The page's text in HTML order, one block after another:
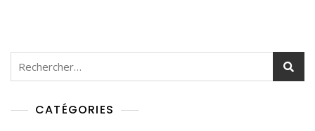
Rechercher :
CATÉGORIES